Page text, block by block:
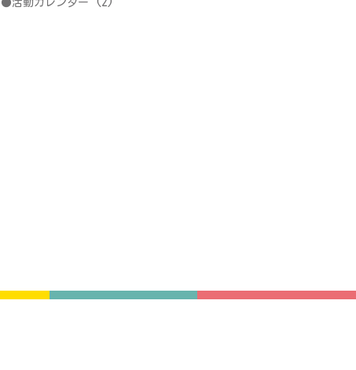
活動カレンダー